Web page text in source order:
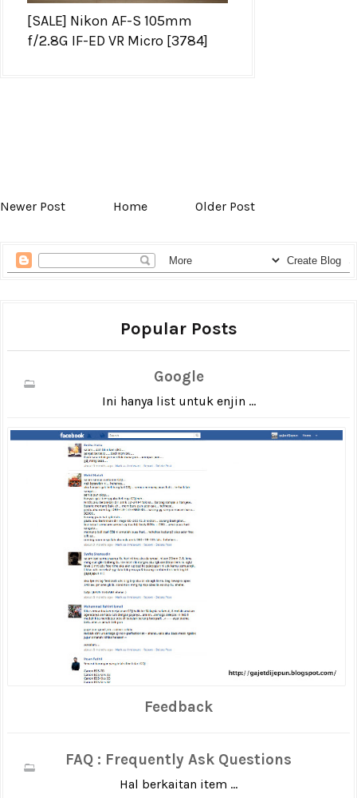
[SALE] Nikon AF-S 105mm
f/2.8G IF-ED VR Micro [3784]
Newer Post Home Older Post
Popular Posts
Google
Ini hanya list untuk enjin ...
Feedback
FAQ : Frequently Ask Questions
Hal berkaitan item ...